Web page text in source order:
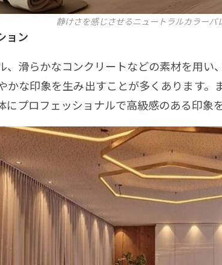
静けさを感じさせるニュートラルカラーパ
ョン
滑らかなコンクリートなどの素材を用い
かな印象を生み出すことが多くあります
プロフェッショナルで高級感のある印象を